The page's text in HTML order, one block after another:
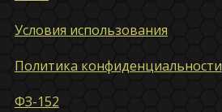
Условия использования
Политика конфиденциальности
ФЗ-152